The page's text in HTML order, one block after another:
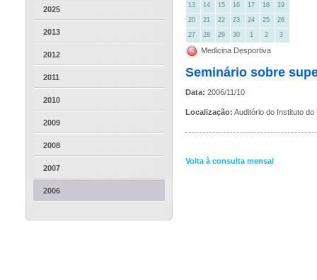
2025
2013
2012
2011
2010
2009
2008
2007
2006
13 14 15 16 17 18 19
20 21 22 23 24 25 26
27 28 29 30 1 2 3
Medicina Desportiva
Seminário sobre
Data: 2006/11/10
Localização: Auditório do Instituto do
Volta à consulta mensal